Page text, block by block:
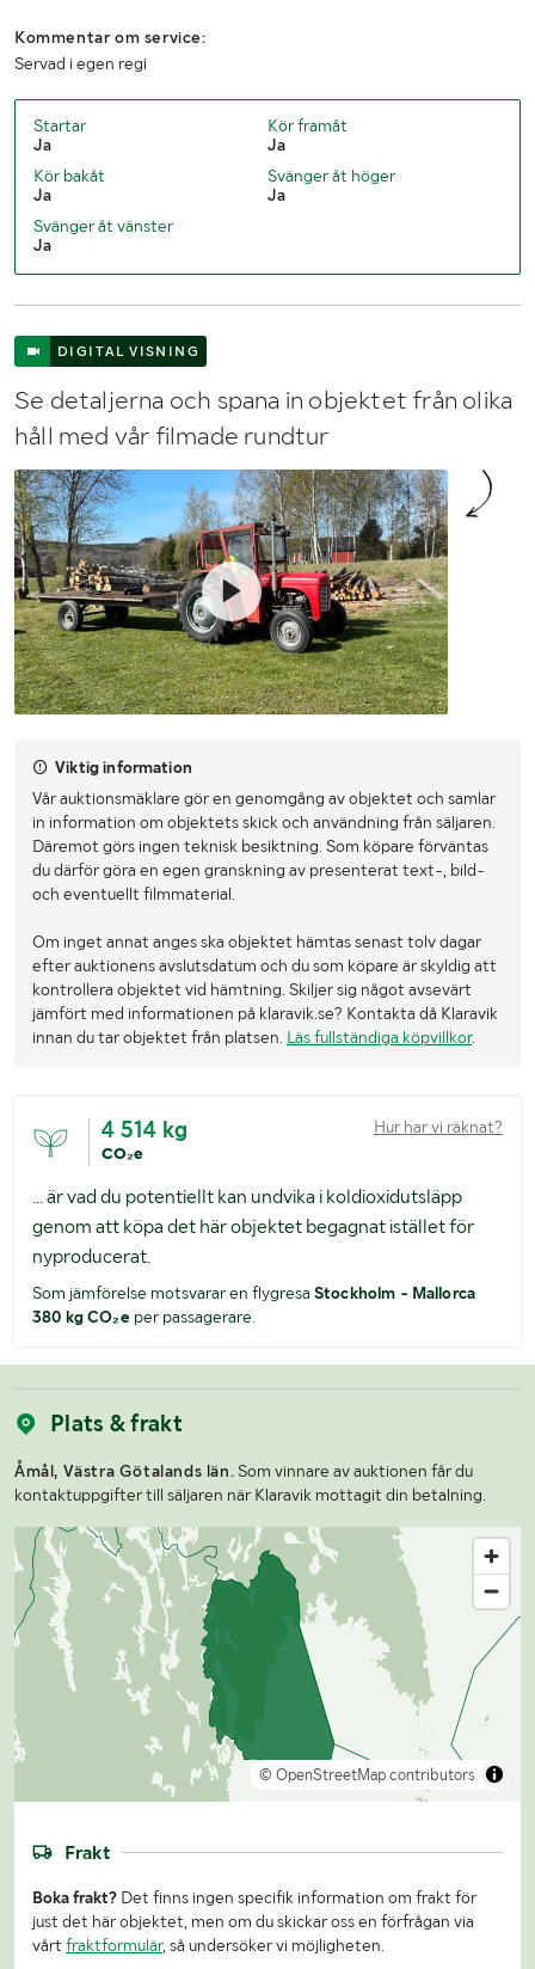
Kommentar om service:
Servad i egen regi
Startar
Ja
Kör framåt
Ja
Kör bakåt
Ja
Svänger åt höger
Ja
Svänger åt vänster
Ja
DIGITAL VISNING
Se detaljerna och spana in objektet från olika
håll med vår filmade rundtur
Viktig information
Vår auktionsmäklare gör en genomgång av objektet och samlar
in information om objektets skick och användning från säljaren.
Däremot görs ingen teknisk besiktning. Som köpare förväntas
du därför göra en egen granskning av presenterat text-, bild-
och eventuellt filmmaterial.
Om inget annat anges ska objektet hämtas senast tolv dagar
efter auktionens avslutsdatum och du som köpare är skyldig att
kontrollera objektet vid hämtning. Skiljer sig något avsevärt
jämfört med informationen på klaravik.se? Kontakta då Klaravik
innan du tar objektet från platsen. Läs fullständiga köpvillkor.
4 514 kg
CO₂e
Hur har vi räknat?
... är vad du potentiellt kan undvika i koldioxidutsläpp
genom att köpa det här objektet begagnat istället för
nyproducerat.
Som jämförelse motsvarar en flygresa Stockholm - Mallorca
380 kg CO₂eper passagerare.
Plats & frakt
Åmål, Västra Götalands län. Som vinnare av auktionen får du
kontaktuppgifter till säljaren när Klaravik mottagit din betalning.
© OpenStreetMap contributors
Frakt
Boka frakt? Det finns ingen specifik information om frakt för
just det här objektet, men om du skickar oss en förfrågan via
vårt fraktformulär, så undersöker vi möjligheten.